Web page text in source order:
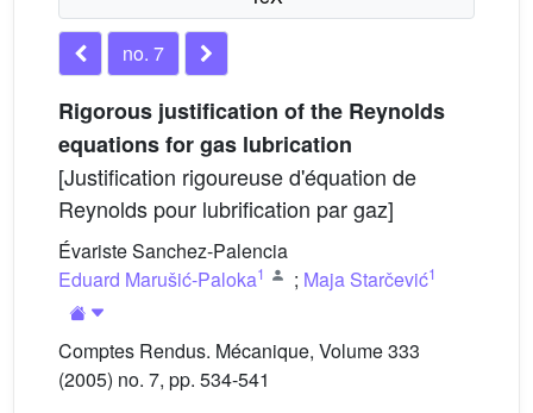
no. 7
Rigorous justification of the Reynolds
equations for gas lubrication
[Justification rigoureuse d'équation de
Reynolds pour lubrification par gaz]
Évariste Sanchez-Palencia
Eduard Marušić-Paloka1 ; Maja Starčević1
Comptes Rendus. Mécanique, Volume 333
(2005) no. 7, pp. 534-541